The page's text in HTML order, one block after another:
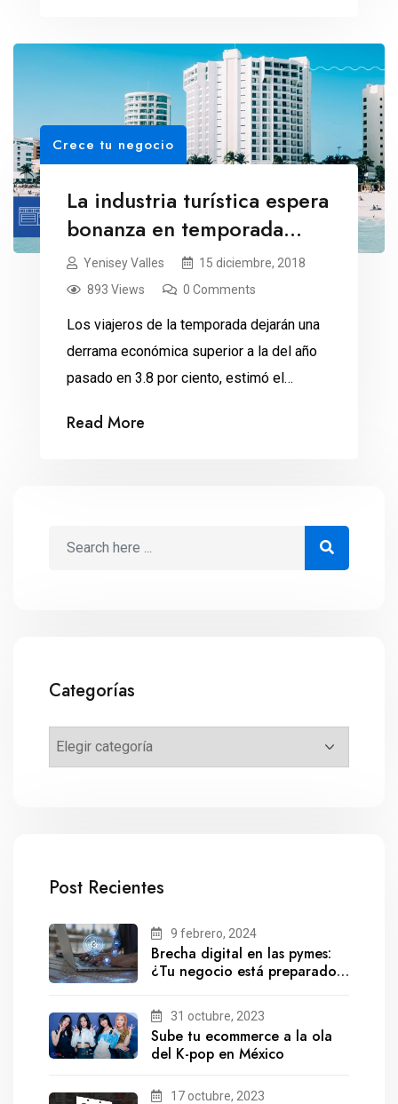
Crece tu negocio
La industria turística espera
bonanza en temporada
navideña
Yenisey Valles
15 diciembre, 2018
893 Views
0 Comments
Los viajeros de la temporada dejarán una
derrama económica superior a la del año
pasado en 3.8 por ciento, estimó el
Marqués. Cerca de 3 millones 600 mil
millones de pesos, lo […]
Read More
Categorías
Post Recientes
9 febrero, 2024
Brecha digital en las pymes:
¿Tu negocio está preparado
31 octubre, 2023
Sube tu ecommerce a la ola
del K-pop en México
17 octubre, 2023